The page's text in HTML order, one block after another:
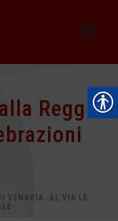
Reggia
VENARIA. AL VIA LE